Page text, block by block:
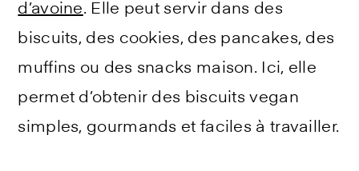
d’avoine. Elle peut servir dans des
biscuits, des cookies, des pancakes, des
muffins ou des snacks maison. Ici, elle
permet d’obtenir des biscuits vegan
simples, gourmands et faciles à travailler.